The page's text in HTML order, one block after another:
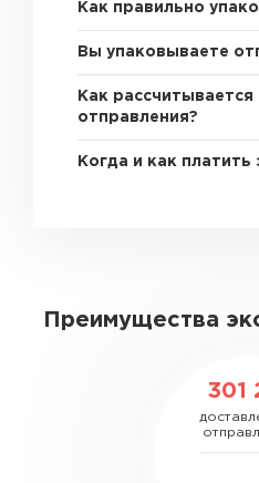
Как правильно
Вы упаковываете
Как рассчитывается
отправления?
Когда и как платить
Преимущества
301